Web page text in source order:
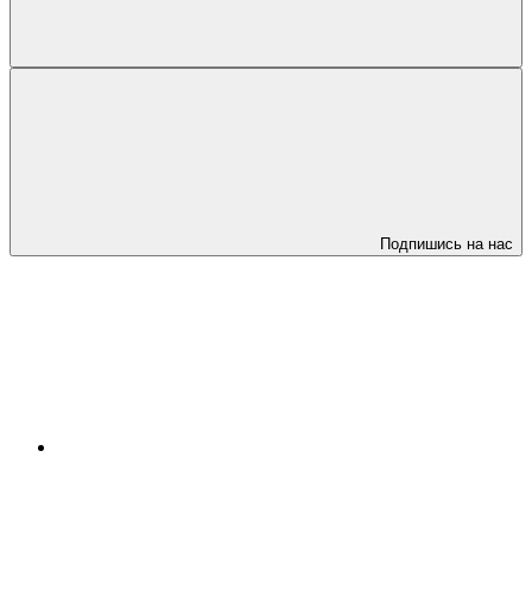
Подпишись на нас